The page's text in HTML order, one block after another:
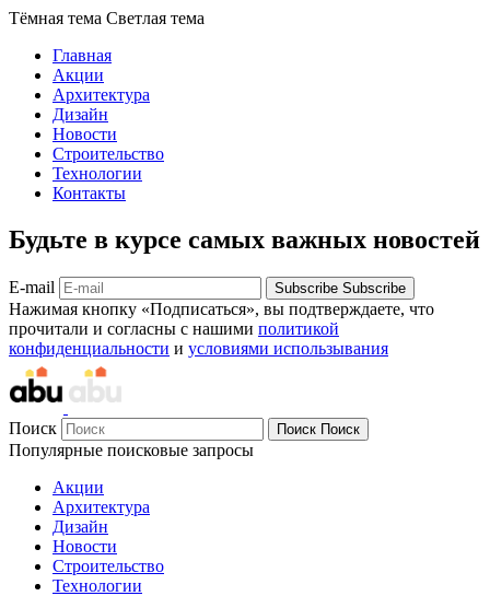
Тёмная тема Светлая тема
Главная
Акции
Архитектура
Дизайн
Новости
Строительство
Технологии
Контакты
Будьте в курсе самых важных новостей
E-mail Subscribe Subscribe
Нажимая кнопку «Подписаться», вы подтверждаете, что
прочитали и согласны с нашими политикой
конфиденциальности и условиями использывания
Поиск Поиск Поиск
Популярные поисковые запросы
Акции
Архитектура
Дизайн
Новости
Строительство
Технологии